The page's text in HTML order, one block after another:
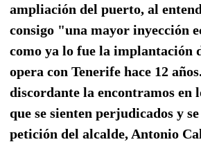
ampliación del puerto, al
consigo "una mayor inyección
como ya lo fue la implantación
opera con Tenerife hace 12
discordante la encontramos en
que se sienten perjudicados y
petición del alcalde, Antonio